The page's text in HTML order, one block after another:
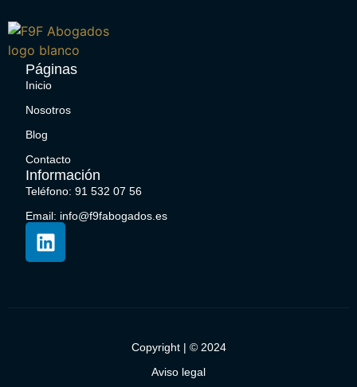
Páginas
Inicio
Nosotros
Blog
Contacto
Información
Teléfono: 91 532 07 56
Email: info@f9fabogados.es
Copyright | © 2024
Aviso legal